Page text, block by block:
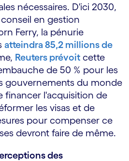
nécessaires. D'ici 2030,
en gestion
Ferry, la pénurie
atteindra 85,2 millions de
Reuters prévoit cette
de 50 % pour les
gouvernements du monde
financer l'acquisition de
les visas et de
pour compenser ce
devront faire de même.
des